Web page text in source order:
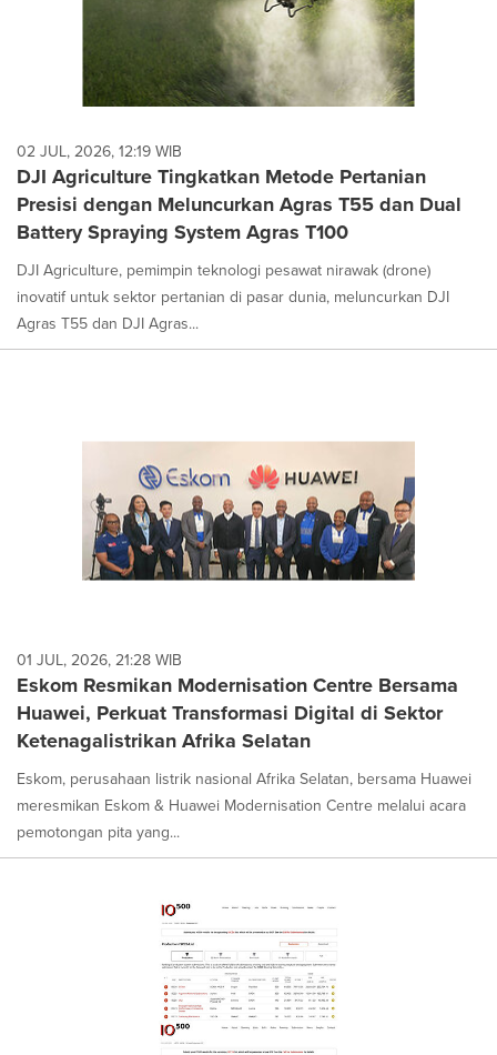
02 JUL, 2026, 12:19 WIB
DJI Agriculture Tingkatkan Metode Pertanian
Presisi dengan Meluncurkan Agras T55 dan Dual
Battery Spraying System Agras T100
DJI Agriculture, pemimpin teknologi pesawat nirawak (drone)
inovatif untuk sektor pertanian di pasar dunia, meluncurkan DJI
Agras T55 dan DJI Agras...
01 JUL, 2026, 21:28 WIB
Eskom Resmikan Modernisation Centre Bersama
Huawei, Perkuat Transformasi Digital di Sektor
Ketenagalistrikan Afrika Selatan
Eskom, perusahaan listrik nasional Afrika Selatan, bersama Huawei
meresmikan Eskom & Huawei Modernisation Centre melalui acara
pemotongan pita yang...